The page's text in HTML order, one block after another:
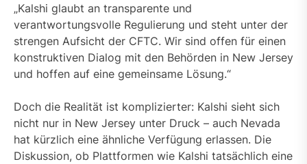
„Kalshi glaubt an transparente und
verantwortungsvolle Regulierung und steht unter der
strengen Aufsicht der CFTC. Wir sind offen für einen
konstruktiven Dialog mit den Behörden in New Jersey
und hoffen auf eine gemeinsame Lösung.“
Doch die Realität ist komplizierter: Kalshi sieht sich
nicht nur in New Jersey unter Druck – auch Nevada
hat kürzlich eine ähnliche Verfügung erlassen. Die
Diskussion, ob Plattformen wie Kalshi tatsächlich eine